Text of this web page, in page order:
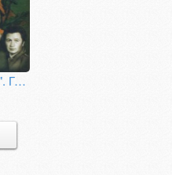
Проект "Україна". Галерея національних героїв